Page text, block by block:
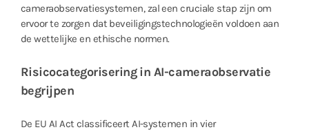
cameraobservatiesystemen, zal een cruciale stap zijn om
ervoor te zorgen dat beveiligingstechnologieën voldoen aan
de wettelijke en ethische normen.
Risicocategorisering in AI-cameraobservatie
begrijpen
De EU AI Act classificeert AI-systemen in vier